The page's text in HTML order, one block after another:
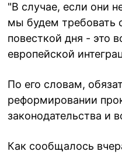
"В случае, если они
мы будем требовать
повесткой дня - это
европейской
По его словам,
реформировании
законодательства и
Как сообщалось